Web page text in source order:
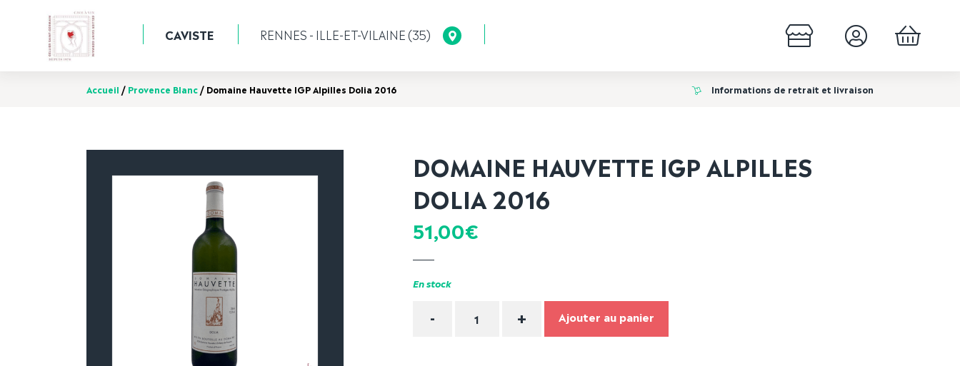
CAVISTE RENNES - ILLE-ET-VILAINE (35)
Accueil / Provence Blanc/ Domaine Hauvette IGP Alpilles Dolia 2016 Informations de retrait et livraison
DOMAINE HAUVETTE IGP ALPILLES
DOLIA 2016
51,00€
En stock
- + Ajouter au panier